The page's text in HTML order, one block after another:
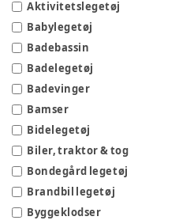
Aktivitetslegetøj
Babylegetøj
Badebassin
Badelegetøj
Badevinger
Bamser
Bidelegetøj
Biler, traktor & tog
Bondegård legetøj
Brandbil legetøj
Byggeklodser